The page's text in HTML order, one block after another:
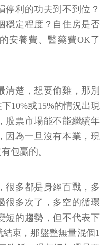
停利的功夫到不到位？
穩定程度？自住房是否
安養費、醫藥費OK了
清楚，想要偷雞，那別
10%或15%的情況出現
股票市場能不能繼續年
因為一旦沒有本業，現
包贏的。
很多都是身經百戰，多
很多次了，多空的循環
短的趨勢，但不代表下
束，那盤整無量混個1